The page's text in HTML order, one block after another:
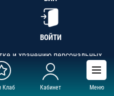
Клаб Кабинет Меню
ВОЙТИ
и хранению персональных
ОГРН 1142300002349,